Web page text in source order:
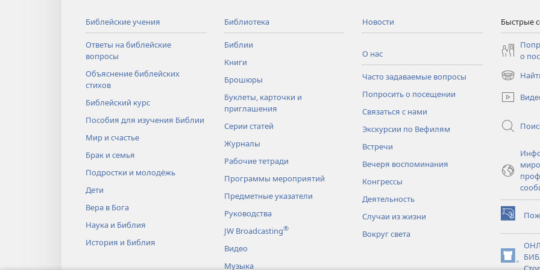
Библейские учения
Ответы на библейские
вопросы
Объяснение библейских
стихов
Библейский курс
Пособия для изучения Библии
Мир и счастье
Брак и семья
Подростки и молодёжь
Дети
Вера в Бога
Наука и Библия
История и Библия
Библиотека
Библии
Книги
Брошюры
Буклеты, карточки и
приглашения
Серии статей
Журналы
Рабочие тетради
Программы мероприятий
Предметные указатели
Руководства
JW Broadcasting®
Видео
Музыка
Новости
О нас
Часто задаваемые вопросы
Попросить о посещении
Связаться с нами
Экскурсии по Вефилям
Встречи
Вечеря воспоминания
Конгрессы
Деятельность
Случаи из жизни
Вокруг света
Быстрые
о
в
новом
в
новом
окне)